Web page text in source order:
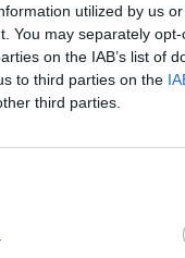
utilized by us
You may separately
on the IAB’s list of
to third parties on the
third parties.
jelöltje,
a